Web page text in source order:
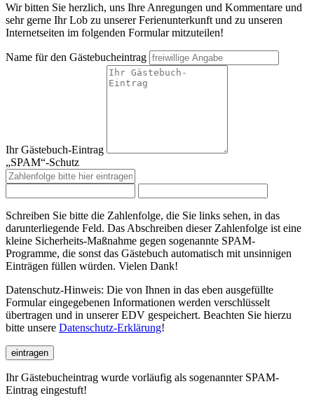
Wir bitten Sie herzlich, uns Ihre Anregungen und Kommentare und
sehr gerne Ihr Lob zu unserer Ferienunterkunft und zu unseren
Internetseiten im folgenden Formular mitzuteilen!
Name für den Gästebucheintrag
Ihr Gästebuch-Eintrag
„SPAM“-Schutz
Schreiben Sie bitte die Zahlenfolge, die Sie links sehen, in das
darunterliegende Feld. Das Abschreiben dieser Zahlenfolge ist eine
kleine Sicherheits-Maßnahme gegen sogenannte SPAM-
Programme, die sonst das Gästebuch automatisch mit unsinnigen
Einträgen füllen würden. Vielen Dank!
Datenschutz-Hinweis: Die von Ihnen in das eben ausgefüllte
Formular eingegebenen Informationen werden verschlüsselt
übertragen und in unserer EDV gespeichert. Beachten Sie hierzu
bitte unsere Datenschutz-Erklärung!
eintragen
Ihr Gästebucheintrag wurde vorläufig als sogenannter SPAM-
Eintrag eingestuft!